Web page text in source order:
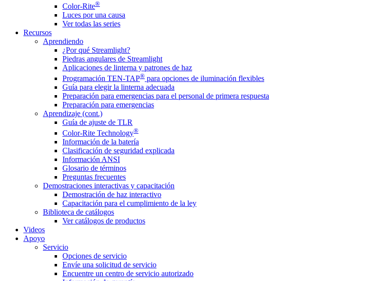
Color-Rite®
Luces por una causa
Ver todas las series
Recursos
Aprendiendo
¿Por qué Streamlight?
Piedras angulares de Streamlight
Aplicaciones de linterna y patrones de haz
Programación TEN-TAP® para opciones de iluminación flexibles
Guía para elegir la linterna adecuada
Preparación para emergencias para el personal de primera respuesta
Preparación para emergencias
Aprendizaje (cont.)
Guía de ajuste de TLR
Color-Rite Technology®
Información de la batería
Clasificación de seguridad explicada
Información ANSI
Glosario de términos
Preguntas frecuentes
Demostraciones interactivas y capacitación
Demostración de haz interactivo
Capacitación para el cumplimiento de la ley
Biblioteca de catálogos
Ver catálogos de productos
Videos
Apoyo
Servicio
Opciones de servicio
Envíe una solicitud de servicio
Encuentre un centro de servicio autorizado